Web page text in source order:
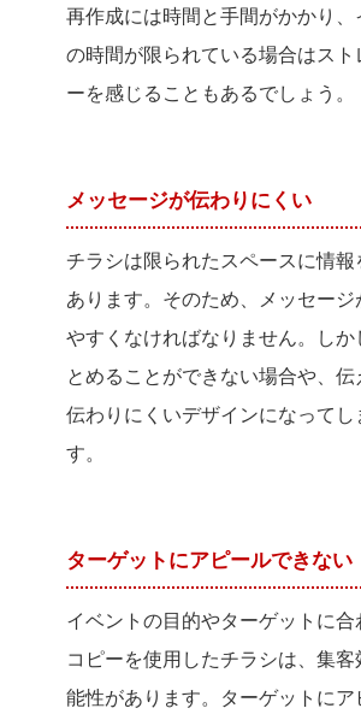
再作成には時間と手間がかかり
の時間が限られている場合はス
ーを感じることもあるでしょう。
メッセージが伝わりにくい
チラシは限られたスペースに情
あります。そのため、メッセージ
やすくなければなりません。しか
とめることができない場合や、
伝わりにくいデザインになってし
す。
ターゲットにアピールできない
イベントの目的やターゲットに
コピーを使用したチラシは、集
能性があります。ターゲットに